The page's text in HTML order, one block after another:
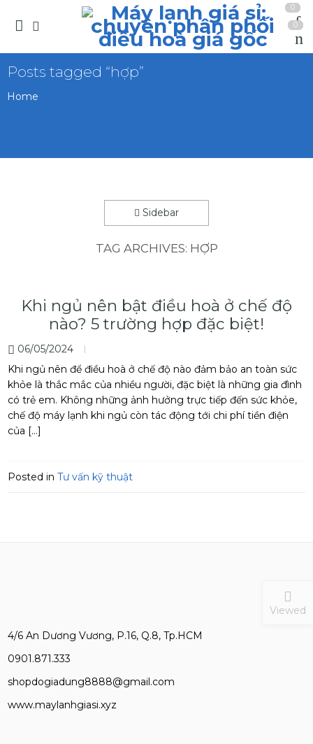
0
0
Posts tagged “hợp”
Home
Sidebar
TAG ARCHIVES: HỢP
Khi ngủ nên bật điều hoà ở chế độ
nào? 5 trường hợp đặc biệt!
06/05/2024
Khi ngủ nên để điều hoà ở chế độ nào đảm bảo an toàn sức
khỏe là thắc mắc của nhiều người, đặc biệt là những gia đình
có trẻ em. Không những ảnh hưởng trực tiếp đến sức khỏe,
chế độ máy lạnh khi ngủ còn tác động tới chi phí tiền điện
của […]
Posted in Tư vấn kỹ thuật
4/6 An Dương Vương, P.16, Q.8, Tp.HCM
0901.871.333
shopdogiadung8888@gmail.com
www.maylanhgiasi.xyz
Viewed